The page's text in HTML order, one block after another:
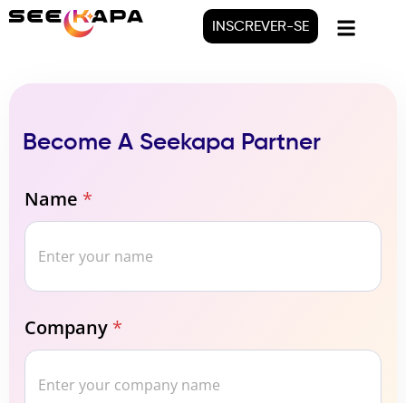
INSCREVER-SE
Become A Seekapa Partner
Name *
Company *